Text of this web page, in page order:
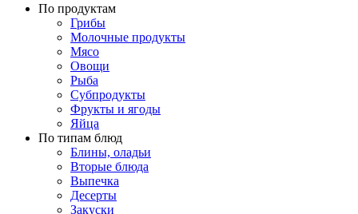
По продуктам
Грибы
Молочные продукты
Мясо
Овощи
Рыба
Субпродукты
Фрукты и ягоды
Яйца
По типам блюд
Блины, оладьи
Вторые блюда
Выпечка
Десерты
Закуски